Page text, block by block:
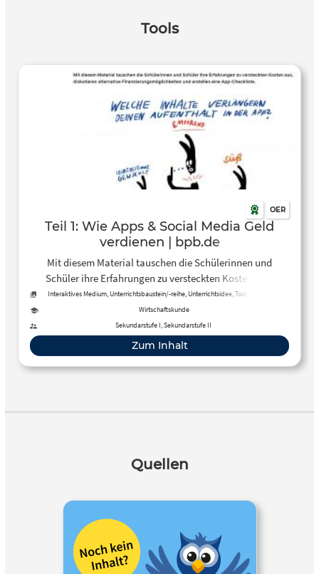
Tools
OER
Teil 1: Wie Apps & Social Media Geld
verdienen | bpb.de
Mit diesem Material tauschen die Schülerinnen und
Schüler ihre Erfahrungen zu versteckten Kosten aus,
diskutieren alternative Finanzierungsmöglichkeiten und
erstellen eine App-Checkliste.
Interaktives Medium, Unterrichtsbaustein/-reihe, Unterrichtsidee, Tool, Methoden
Wirtschaftskunde
Sekundarstufe I, Sekundarstufe II
Zum Inhalt
Quellen